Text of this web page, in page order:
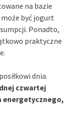
na bazie
być jogurt
Ponadto,
praktyczne
dnia.
czwartej
energetycznego,